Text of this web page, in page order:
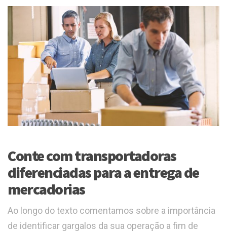
Conte com transportadoras
diferenciadas para a entrega de
mercadorias
Ao longo do texto comentamos sobre a importância
de identificar gargalos da sua operação a fim de